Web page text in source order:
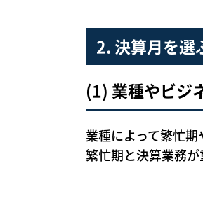
2. 決算月を選
(1) 業種やビジ
業種によって繁忙期
繁忙期と決算業務